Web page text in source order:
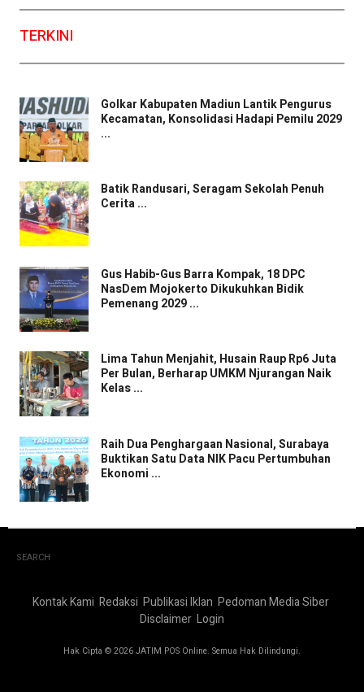
TERKINI
Golkar Kabupaten Madiun Lantik Pengurus
Kecamatan, Konsolidasi Hadapi Pemilu 2029
...
Batik Randusari, Seragam Sekolah Penuh
Cerita ...
Gus Habib-Gus Barra Kompak, 18 DPC
NasDem Mojokerto Dikukuhkan Bidik
Pemenang 2029 ...
Lima Tahun Menjahit, Husain Raup Rp6 Juta
Per Bulan, Berharap UMKM Njurangan Naik
Kelas ...
Raih Dua Penghargaan Nasional, Surabaya
Buktikan Satu Data NIK Pacu Pertumbuhan
Ekonomi ...
SEARCH
Kontak Kami Redaksi Publikasi Iklan Pedoman Media Siber
Disclaimer Login
Hak Cipta © 2026 JATIM POS Online. Semua Hak Dilindungi.